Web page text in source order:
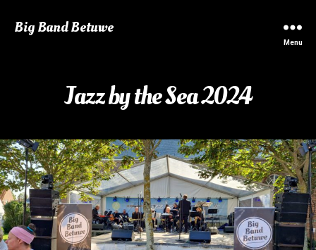
Big Band Betuwe
Menu
Jazz by the Sea 2024